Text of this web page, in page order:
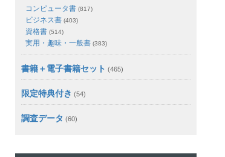
コンピュータ書 (817)
ビジネス書 (403)
資格書 (514)
実用・趣味・一般書 (383)
書籍＋電子書籍セット (465)
限定特典付き (54)
調査データ (60)